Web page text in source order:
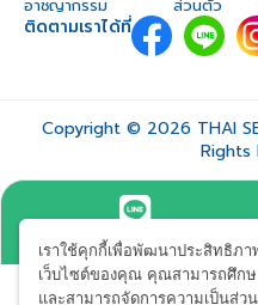
อาชญากรรม
ส่วนตัว
ติดตามเราได้ที่
Copyright © 2026 THAI
Rights
LINE
เราใช้คุกกี้เพื่อพัฒนาประสิทธิภ
เว็บไซต์ของคุณ คุณสามารถศึกษ
และสามารถจัดการความเป็นส่ว